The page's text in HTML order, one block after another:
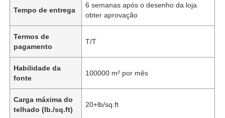
Tempo de entrega
6 semanas após o desenho da loja
obter aprovação
Termos de
pagamento
T/T
Habilidade da
fonte
100000 m² por mês
Carga máxima do
telhado (lb./sq.ft)
20+lb/sq.ft